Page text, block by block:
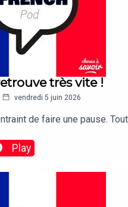
très vite !
vendredi 5 juin 2026
de faire une pause.
Play